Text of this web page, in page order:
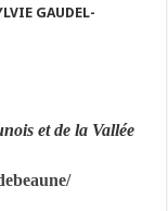
GAUDEL-
et de la Vallée